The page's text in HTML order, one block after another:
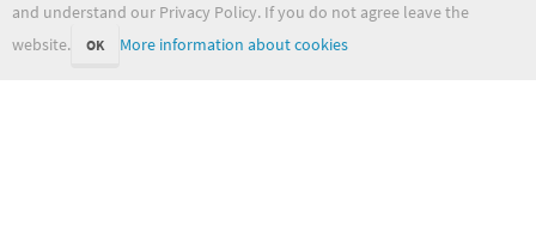
and understand our Privacy Policy. If you do not agree leave the
website.
OK More information about cookies
wiki.met.no